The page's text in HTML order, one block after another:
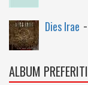
Dies Irae -
ALBUM PREFERITI